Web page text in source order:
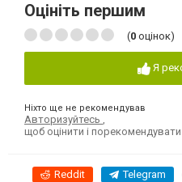
Оцініть першим
(0 оцінок)
Я
Ніхто ще не рекомендував
Авторизуйтесь
щоб оцінити і порекомендувати
Reddit Telegram